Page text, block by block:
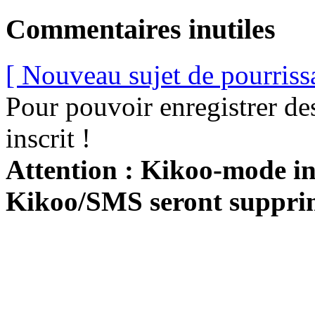
Commentaires inutiles
[ Nouveau sujet de
Pour pouvoir enregistrer
inscrit !
Attention : Kikoo-mode
Kikoo/SMS seront